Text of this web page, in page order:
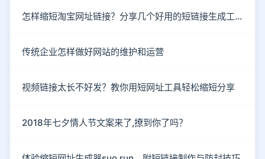
怎样缩短淘宝网址链接？分享几个好用的短链接生成工具
传统企业怎样做好网站的维护和运营
视频链接太长不好发？教你用短网址工具轻松缩短分享
2018年七夕情人节文案来了,撩到你了吗？